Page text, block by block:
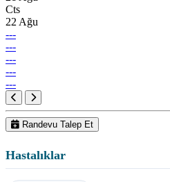
Cts
22 Ağu
---
---
---
---
---
Randevu Talep Et
Hastalıklar